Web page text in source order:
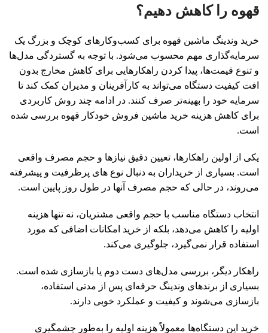
قهوه را کاهش دهیم؟
خرید وندینگ ماشین قهوه برای کسب‌وکارهای کوچک و بزرگ یک
سرمایه‌گذاری مهم محسوب می‌شود. با توجه به گستردگی مدل‌ها
و تنوع قیمت‌ها، پیدا کردن راهکارهایی برای کاهش مخارج بدون
افت کیفیت دستگاه می‌تواند به کارآفرینان و مدیران کمک کند تا
سرمایه خود را بهینه‌تر صرف کنند. در ادامه چند روش کاربردی
برای کاهش هزینه خرید ماشین فروش خودکار قهوه بررسی شده
است.
یکی از اولین راهکارها، تعیین دقیق نیازها و حجم مصرف واقعی
است. بسیاری از خریداران به دنبال نوع های پرظرفیت و پیشرفته
می‌روند، در حالی که حجم مصرف آنها در طول روز پایین است.
انتخاب دستگاه مناسب با حجم واقعی مشتریان، نه تنها هزینه
اولیه را کاهش می‌دهد، بلکه از خرید امکانات اضافی که مورد
استفاده قرار نمی‌گیرد، جلوگیری می‌کند.
راهکار دیگر، بررسی مدل‌های دست دوم یا بازسازی شده است.
بسیاری از برندهای وندینگ حرفه‌ای پس از مدتی استفاده،
بازسازی می‌شوند و کیفیت و عملکرد خوبی دارند.
خرید این دستگاه‌ها معمولاً هزینه اولیه را به‌طور چشمگیری